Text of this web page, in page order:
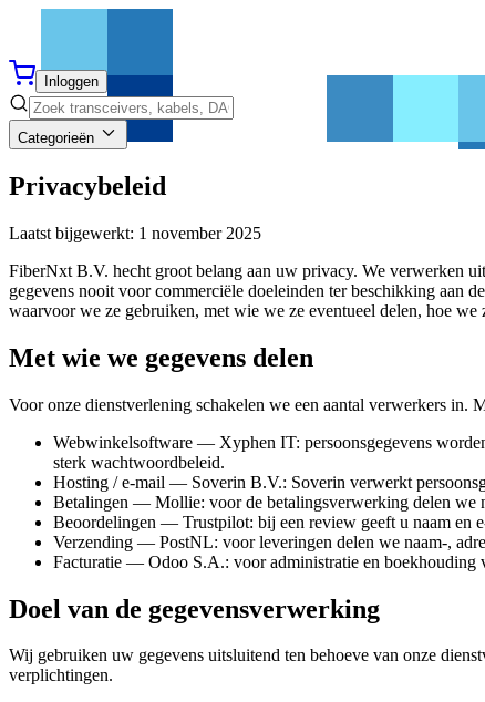
Inloggen
Categorieën
Privacybeleid
Laatst bijgewerkt: 1 november 2025
FiberNxt B.V. hecht groot belang aan uw privacy. We verwerken
gegevens nooit voor commerciële doeleinden ter beschikking aan
waarvoor we ze gebruiken, met wie we ze eventueel delen, hoe we
Met wie we gegevens delen
Voor onze dienstverlening schakelen we een aantal verwerkers in.
Webwinkelsoftware — Xyphen IT: persoonsgegevens
sterk wachtwoordbeleid.
Hosting / e-mail — Soverin B.V.: Soverin verwerkt
Betalingen — Mollie: voor de betalingsverwerking delen we
Beoordelingen — Trustpilot: bij een review geeft u naam en
Verzending — PostNL: voor leveringen delen we naam-,
Facturatie — Odoo S.A.: voor administratie en boekhouding
Doel van de gegevensverwerking
Wij gebruiken uw gegevens uitsluitend ten behoeve van onze
verplichtingen.